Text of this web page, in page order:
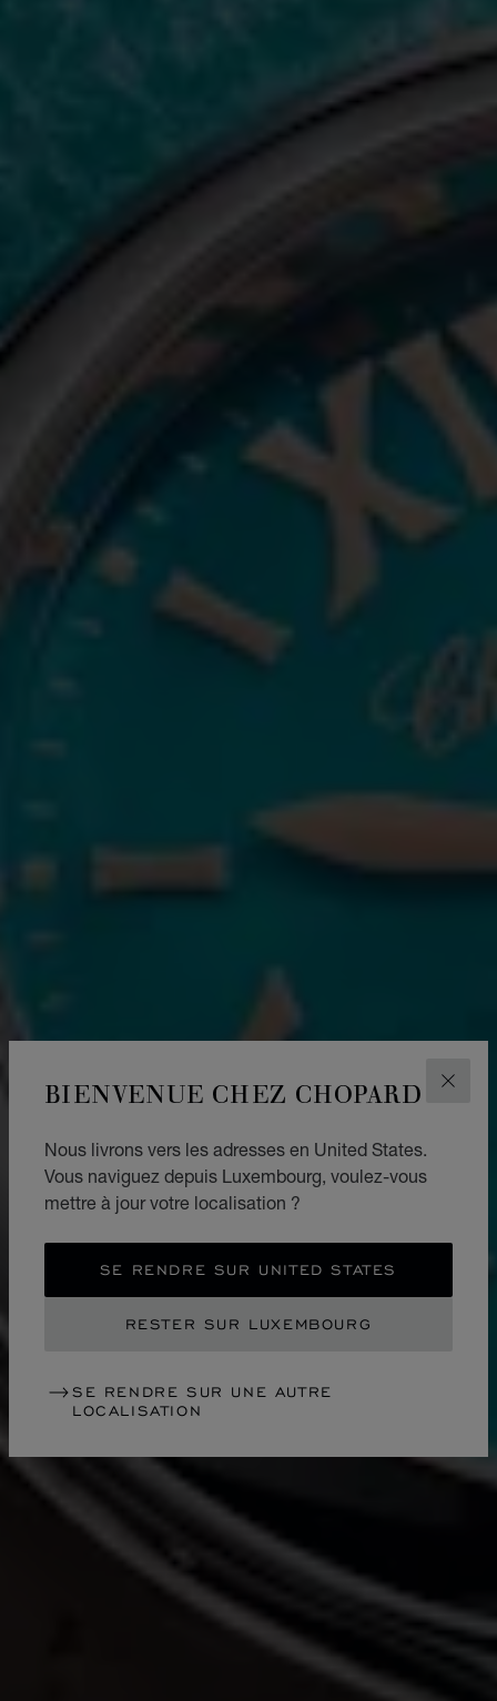
BIENVENUE CHEZ CHOPARD
Nous livrons vers les adresses en United States.
Vous naviguez depuis Luxembourg, voulez-vous
mettre à jour votre localisation ?
SE RENDRE SUR UNITED STATES
RESTER SUR LUXEMBOURG
SE RENDRE SUR UNE AUTRE
LOCALISATION